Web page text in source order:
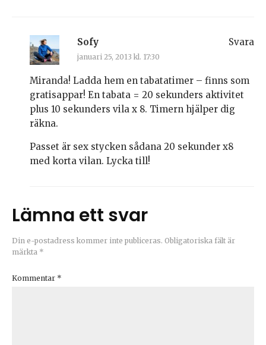
Sofy
januari 25, 2013 kl. 17:30
Miranda! Ladda hem en tabatatimer – finns som
gratisappar! En tabata = 20 sekunders aktivitet
plus 10 sekunders vila x 8. Timern hjälper dig
räkna.
Passet är sex stycken sådana 20 sekunder x8
med korta vilan. Lycka till!
Svara
Lämna ett svar
Din e-postadress kommer inte publiceras. Obligatoriska fält är
märkta *
Kommentar *